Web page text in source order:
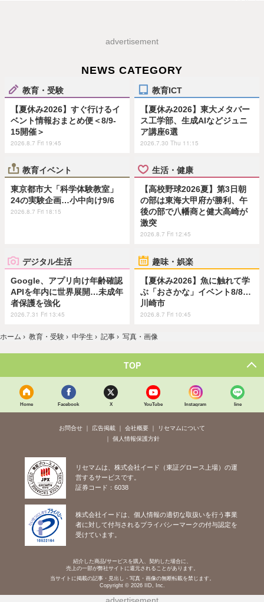
advertisement
NEWS CATEGORY
教育・受験
【夏休み2026】すぐ行けるイ
ベント情報おまとめ便＜8/9-
15開催＞
2026.8.7 Fri 19:45
教育ICT
【夏休み2026】東大メタバー
ス工学部、生成AIなどジュニ
ア講座6選
2026.7.30 Thu 11:15
教育イベント
東京都市大「科学体験教室」
24の実験企画…小中向け9/6
2026.8.7 Fri 18:15
生活・健康
【高校野球2026夏】第3日朝
の部は東海大甲府が勝利、午
後の部で八幡商と健大高崎が
激突
2026.8.7 Fri 12:45
デジタル生活
Google、アプリ向け年齢確認
APIを年内に世界展開…未成年
者保護を強化
2026.7.31 Fri 13:45
趣味・娯楽
【夏休み2026】魚に触れて学
ぶ「おさかな」イベント8/8…
川崎市
2026.8.7 Fri 10:45
ホーム › 教育・受験 › 中学生 › 記事 › 写真・画像
TOP
Home Facebook X YouTube Instagram line
お問合せ 広告掲載 会社概要
リセマムについて
個人情報保護方針
リセマムは、株式会社イード（東証グロース上場）の運
営するサービスです。
証券コード：6038
株式会社イードは、個人情報の適切な取扱いを行う事業
者に対して付与されるプライバシーマークの付与認定を
受けています。
紹介した商品/サービスを購入、契約した場合に、
売上の一部が弊社サイトに還元されることがあります。
当サイトに掲載の記事・見出し・写真・画像の無断転載を禁じます。
Copyright © 2026 IID, Inc.